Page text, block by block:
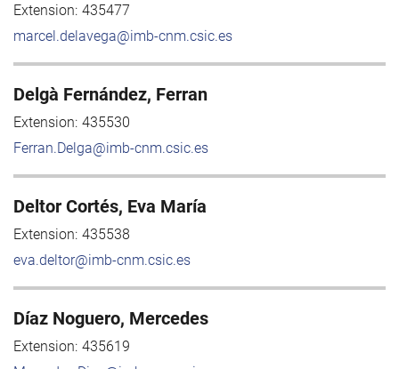
Extension: 435477
marcel.delavega@imb-cnm.csic.es
Delgà Fernández, Ferran
Extension: 435530
Ferran.Delga@imb-cnm.csic.es
Deltor Cortés, Eva María
Extension: 435538
eva.deltor@imb-cnm.csic.es
Díaz Noguero, Mercedes
Extension: 435619